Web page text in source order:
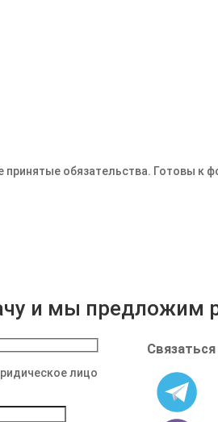
принятые обязательства. Готовы к
и мы предложим
лицо